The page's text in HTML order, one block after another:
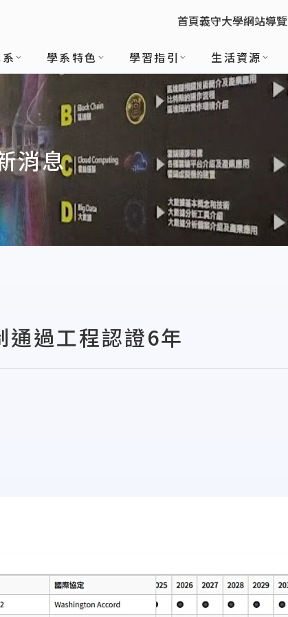
:::
首頁義守大學網站導覽
學系特色 學習指引 生活資源
消息
通過工程認證6年